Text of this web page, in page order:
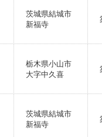
茨城県結城市
新福寺
栃木県小山市
大字中久喜
茨城県結城市
新福寺